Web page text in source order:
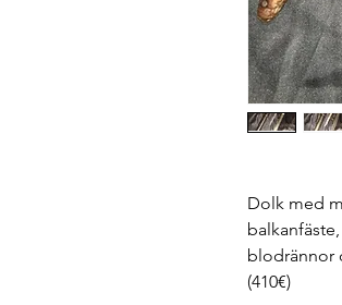
Dolk med
blodrännor
(410€)